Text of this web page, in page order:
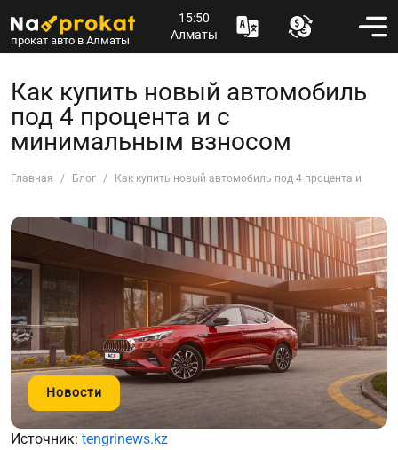
прокат авто в Алматы
15:50
Алматы
Как купить новый автомобиль
под 4 процента и с
минимальным взносом
Главная Блог Как купить новый автомобиль под 4 процента и с
Новости
Источник: tengrinews.kz